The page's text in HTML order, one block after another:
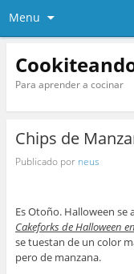
Menu
Para aprender a cocinar
Chips de
Publicado por neus
Es Otoño. Halloween se
Cakeforks de Halloween
se tuestan de un color
pero de manzana.